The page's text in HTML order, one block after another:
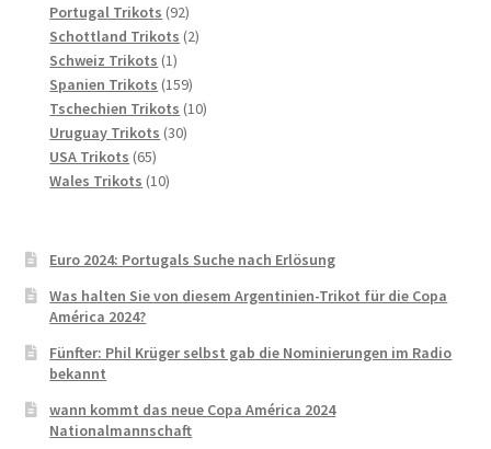
Produkte
Portugal Trikots 9292
Produkte
Schottland Trikots 22
Schweiz Trikots 11
Produkt
Spanien Trikots 159159
Produkte
Tschechien Trikots 1010
Uruguay Trikots 3030
USA Trikots 6565
Produkte
Wales Trikots 1010
Euro 2024: Portugals Suche nach Erlösung
Was halten Sie von diesem Argentinien-Trikot für die Copa
América 2024?
Fünfter: Phil Krüger selbst gab die Nominierungen im Radio
bekannt
wann kommt das neue Copa América 2024
Nationalmannschaft